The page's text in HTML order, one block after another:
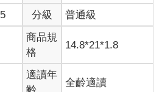
研究，也許可以促使人們用一種
大部分時光的生活空間：住家。有
個相異房屋裡的各個角落採集了樣
七二六種不同的細菌，跟人類腸道
上發現的微生物種類最多，可能
而且不太常清潔。這些室內微生物
分級 普通級
商品規
格
14.8*21*1.8
適讀年
全齡適讀